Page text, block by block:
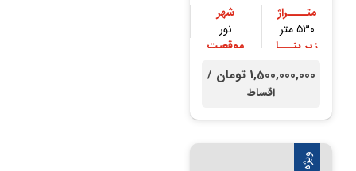
متــــراژ
۵۳۰ متر
شهر
نور
زیر بنـــا
موقعیت
1,500,000,000 تومان /
اقساط
ویژه